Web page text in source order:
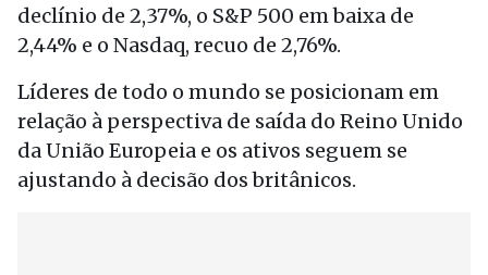
declínio de 2,37%, o S&P 500 em baixa de
2,44% e o Nasdaq, recuo de 2,76%.
Líderes de todo o mundo se posicionam em
relação à perspectiva de saída do Reino Unido
da União Europeia e os ativos seguem se
ajustando à decisão dos britânicos.